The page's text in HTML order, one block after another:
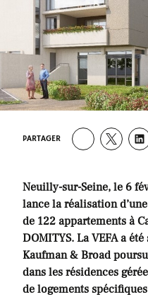
PARTAGER
Neuilly-sur-Seine, le 6
lance la réalisation
de 122 appartements à
DOMITYS. La VEFA a
Kaufman & Broad
dans les résidences
de logements